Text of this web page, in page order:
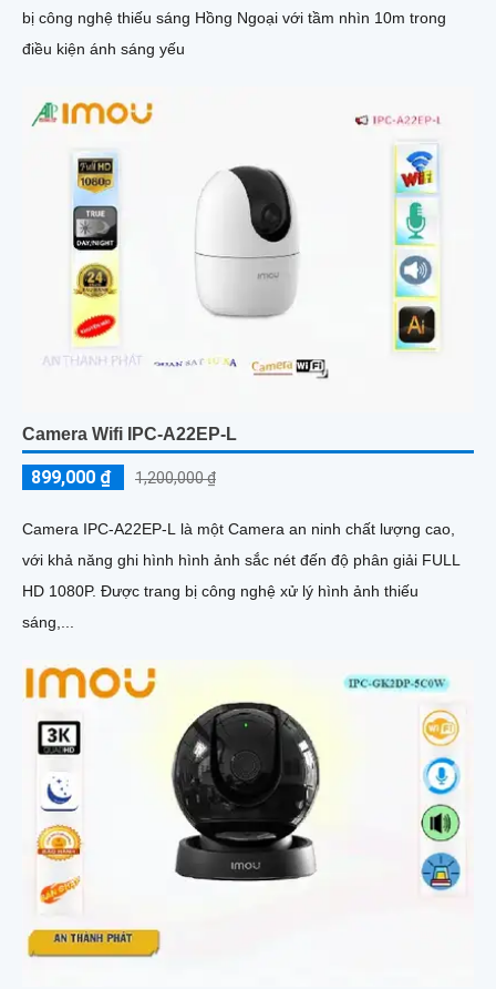
bị công nghệ thiếu sáng Hồng Ngoại với tầm nhìn 10m trong
điều kiện ánh sáng yếu
Camera Wifi IPC-A22EP-L
899,000 ₫ 1,200,000 ₫
Camera IPC-A22EP-L là một Camera an ninh chất lượng cao,
với khả năng ghi hình hình ảnh sắc nét đến độ phân giải FULL
HD 1080P. Được trang bị công nghệ xử lý hình ảnh thiếu
sáng,...